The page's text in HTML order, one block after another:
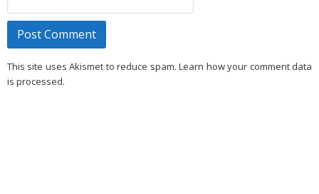
This site uses Akismet to reduce spam. Learn how your comment data
is processed.